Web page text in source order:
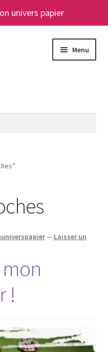
univers papier
Menu
le
— Laisser un
!